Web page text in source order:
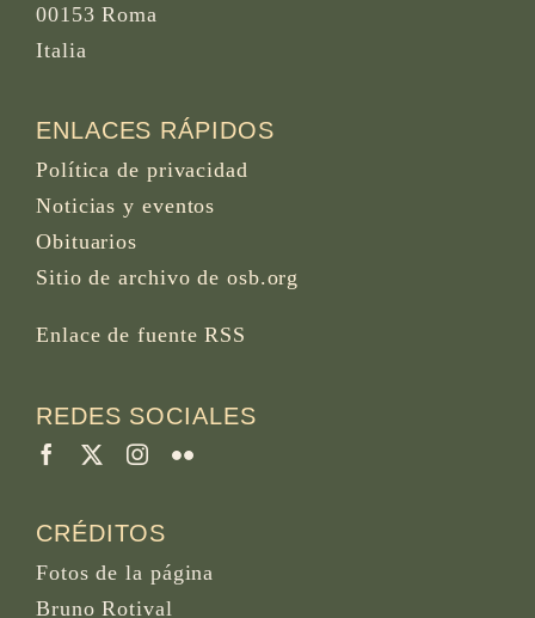
00153 Roma
Italia
ENLACES RÁPIDOS
Política de privacidad
Noticias y eventos
Obituarios
Sitio de archivo de osb.org
Enlace de fuente RSS
REDES SOCIALES
CRÉDITOS
Fotos de la página
Bruno Rotival